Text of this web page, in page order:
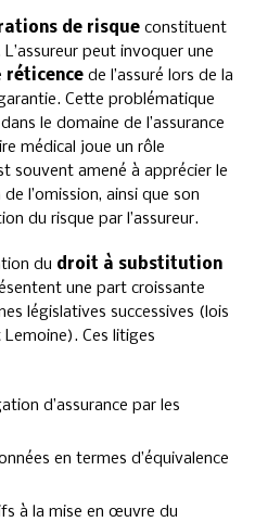
de risque constituent
peut invoquer une
réticence de l’assuré lors de la
Cette problématique
le domaine de l’assurance
médical joue un rôle
souvent amené à apprécier le
l’omission, ainsi que son
du risque par l’assureur.
du droit à substitution
une part croissante
législatives successives (lois
Ces litiges
d’assurance par les
en termes d’équivalence
à la mise en œuvre du